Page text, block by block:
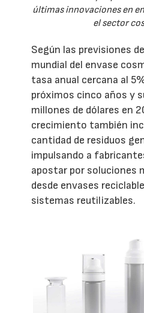
últimas innovaciones en
el sector
Según las previsiones
mundial del envase
tasa anual cercana al
próximos cinco años y
millones de dólares en
crecimiento también
cantidad de residuos
impulsando a
apostar por soluciones
desde envases
sistemas reutilizables.